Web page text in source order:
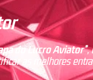
do Lucro Aviator”,
as melhores